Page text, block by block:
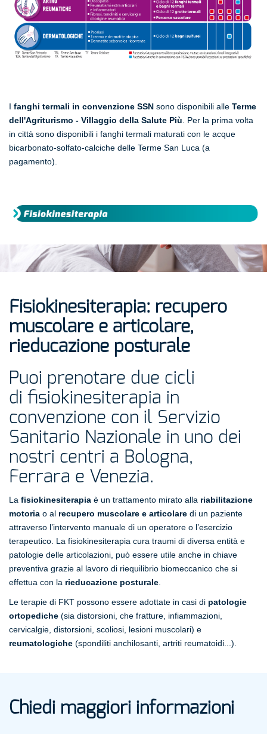
I fanghi termali in convenzione SSN sono disponibili alle Terme
dell'Agriturismo - Villaggio della Salute Più . Per la prima volta
in città sono disponibili i fanghi termali maturati con le acque
bicarbonato-solfato-calciche delle Terme San Luca (a
pagamento).
Fisiokinesiterapia: recupero
muscolare e articolare,
rieducazione posturale
Puoi prenotare due cicli
di fisiokinesiterapia in
convenzione con il Servizio
Sanitario Nazionale in uno dei
nostri centri a Bologna,
Ferrara e Venezia.
La fisiokinesiterapia è un trattamento mirato alla riabilitazione
motoria o al recupero muscolare e articolare di un paziente
attraverso l’intervento manuale di un operatore o l’esercizio
terapeutico. La fisiokinesiterapia cura traumi di diversa entità e
patologie delle articolazioni, può essere utile anche in chiave
preventiva grazie al lavoro di riequilibrio biomeccanico che si
effettua con la rieducazione posturale.
Le terapie di FKT possono essere adottate in casi di patologie
ortopediche (sia distorsioni, che fratture, infiammazioni,
cervicalgie, distorsioni, scoliosi, lesioni muscolari) e
reumatologiche (spondiliti anchilosanti, artriti reumatoidi...).
Chiedi maggiori informazioni